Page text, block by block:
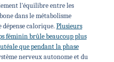
l'équilibre entre les
dans le métabolisme
calorique. Plusieurs
féminin brûle beaucoup plus
que pendant la phase
nerveux autonome et du